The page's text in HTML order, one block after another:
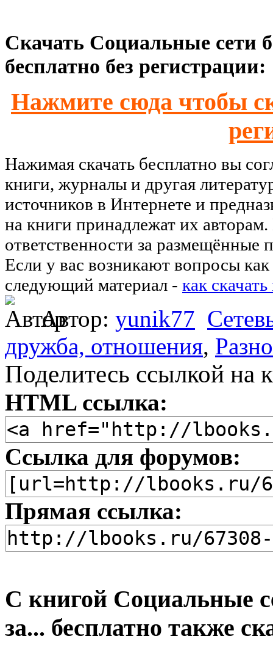
Скачать Социальные сети
бесплатно без регистрации:
Нажмите сюда чтобы
Нажимая скачать бесплатно вы
книги, журналы и другая
источников в Интернете и
на книги принадлежат их
ответственности за размещённые
Если у вас возникают вопросы как
следующий материал - как
Автор: yunik77
дружба, отношения,
Поделитесь ссылкой на
HTML ссылка:
Ссылка для форумов:
Прямая ссылка:
С книгой Социальные
за... бесплатно также